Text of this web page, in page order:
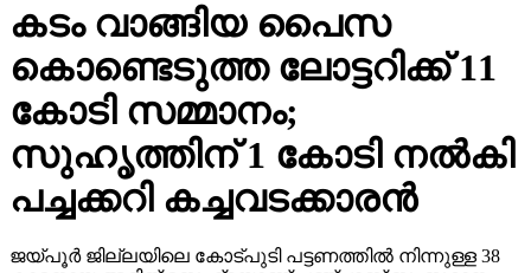
കടം വാങ്ങിയ പൈസ
കൊണ്ടെടുത്ത ലോട്ടറിക്ക് 11
കോടി സമ്മാനം;
സുഹൃത്തിന് 1 കോടി നല്‍കി
പച്ചക്കറി കച്ചവടക്കാരന്‍
ജയ്പൂര്‍ ജില്ലയിലെ കോട്പുടി പട്ടണത്തില്‍ നിന്നുള്ള 38